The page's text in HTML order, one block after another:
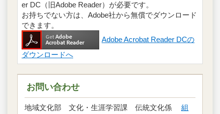
er DC（旧Adobe Reader）が必要です。
お持ちでない方は、Adobe社から無償でダウンロード
できます。
Adobe Acrobat Reader DCの
ダウンロードへ
お問い合わせ
地域文化部 文化・生涯学習課 伝統文化係 組